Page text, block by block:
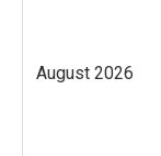
August 2026